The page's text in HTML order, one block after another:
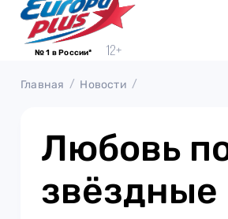
№ 1 в России*
Главная Новости
Любовь